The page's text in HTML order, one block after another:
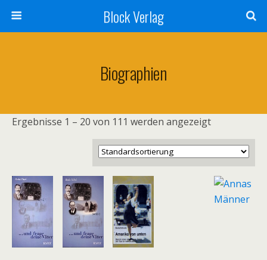
Block Verlag
Biographien
Ergebnisse 1 – 20 von 111 werden angezeigt